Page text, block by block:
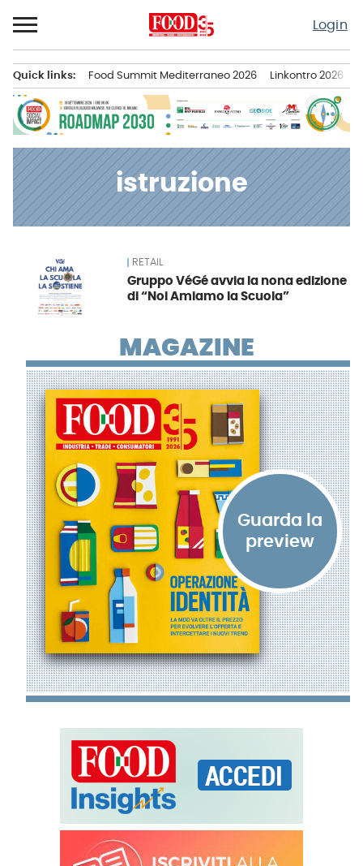
al
contenuto
Login
principale
Quick links: Food Summit Mediterraneo 2026 Linkontro 2026
istruzione
News RETAIL
Gruppo VéGé avvia la nona edizione
di “Noi Amiamo la Scuola”
MAGAZINE